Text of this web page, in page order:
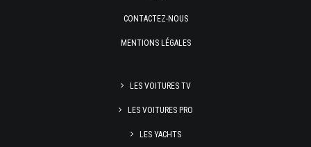
CONTACTEZ-NOUS
MENTIONS LÉGALES
LES VOITURES TV
LES VOITURES PRO
LES YACHTS